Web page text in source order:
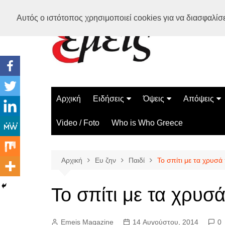
Αυτός ο ιστότοπος χρησιμοποιεί cookies για να
Αρχική Ειδήσεις
Ελλάδα
Διεθνή
Όψεις
Διάστημα
Επιστήμη
Απόψεις
Video / Foto Who is Who Greece
Αρχική Ευ ζην Παιδί Το σπίτι με τα
Το σπίτι με τα
Emeis Magazine 14 Αυγούστου, 2014 0